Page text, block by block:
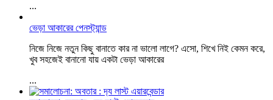
...
ভেড়া আকারের পেনস্ট্যান্ড
নিজে নিজে নতুন কিছু বানাতে কার না ভালো লাগে? এসো, শিখে নিই কেমন করে,
খুব সহজেই বানানো যায় একটা ভেড়া আকারের
...